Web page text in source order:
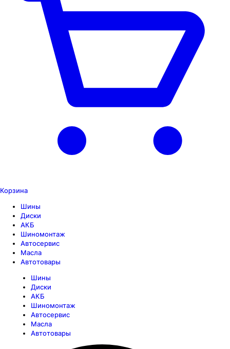
Корзина
Шины
Диски
АКБ
Шиномонтаж
Автосервис
Масла
Автотовары
Шины
Диски
АКБ
Шиномонтаж
Автосервис
Масла
Автотовары